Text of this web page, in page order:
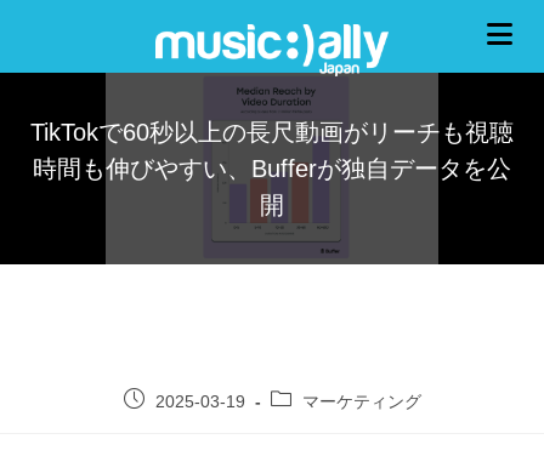
TikTokで60秒以上の長尺動画がリーチも視聴
時間も伸びやすい、Bufferが独自データを公
開
2025-03-19 マーケティング